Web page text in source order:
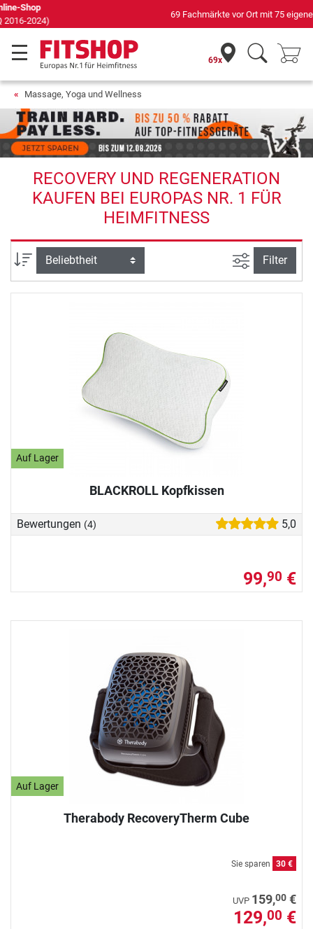
69 Fachmärkte vor Ort mit 75 eigenen Servicetechnikern
69x
Massage, Yoga und Wellness
RECOVERY UND REGENERATION
KAUFEN BEI EUROPAS NR. 1 FÜR
HEIMFITNESS
Sortierung Ansicht
Filter
Auf Lager
BLACKROLL Kopfkissen
Bewertungen (4) 5,0
99,90 €
Auf Lager
Therabody RecoveryTherm Cube
Sie sparen 30 €
UVP 159,00 €
129,00 €